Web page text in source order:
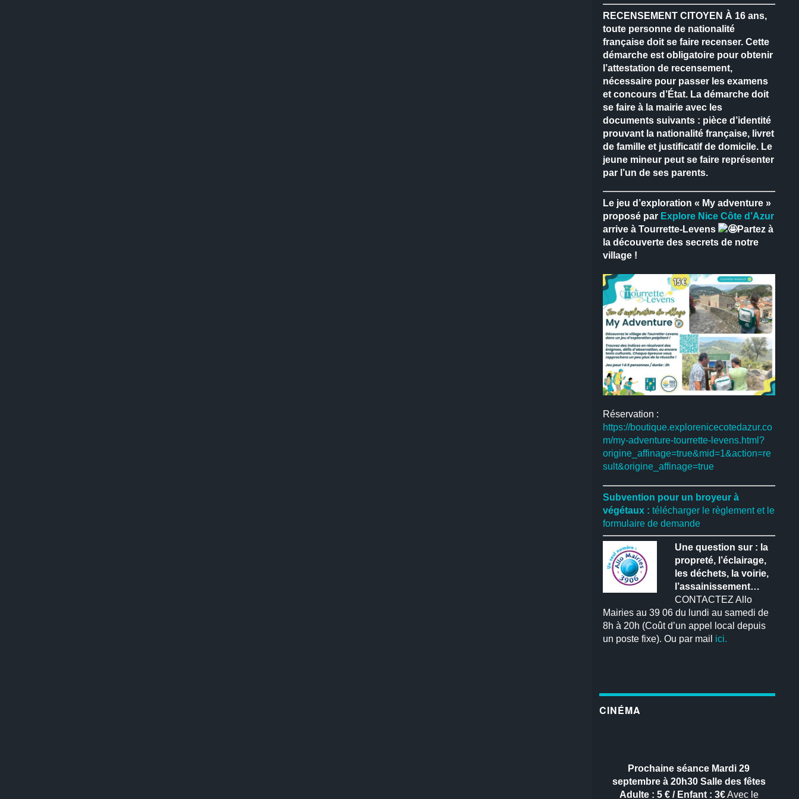
RECENSEMENT CITOYEN À 16 ans,
toute personne de nationalité
française doit se faire recenser. Cette
démarche est obligatoire pour obtenir
l’attestation de recensement,
nécessaire pour passer les examens
et concours d’État.La démarche doit
se faire à la mairie avec les
documents suivants : pièce d’identité
prouvant la nationalité française, livret
de famille et justificatif de domicile.Le
jeune mineur peut se faire représenter
par l’un de ses parents.
Le jeu d’exploration « My adventure »
proposé par Explore Nice Côte d’Azur
arrive à Tourrette-Levens
Partez à
la découverte des secrets de notre
village !
Réservation :
https://boutique.explorenicecotedazur.co
m/my-adventure-tourrette-levens.html?
origine_affinage=true&mid=1&action=re
sult&origine_affinage=true
Subvention pour un broyeur à
végétaux : télécharger le règlement et le
formulaire de demande
Une question sur : la
propreté, l’éclairage,
les déchets, la voirie,
l’assainissement…
CONTACTEZ Allo
Mairies au 39 06 du lundi au samedi de
8h à 20h (Coût d’un appel local depuis
un poste fixe). Ou par mail ici.
CINÉMA
Prochaine séance Mardi 29
septembre à 20h30 Salle des fêtes
Adulte : 5 € / Enfant : 3€Avec le